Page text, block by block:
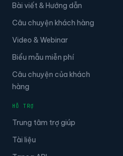
Bài viết & Hướng dẫn
Câu chuyện khách hàng
Video & Webinar
Biểu mẫu miễn phí
Câu chuyện của khách
hàng
HỖ TRỢ
Trung tâm trợ giúp
Tài liệu